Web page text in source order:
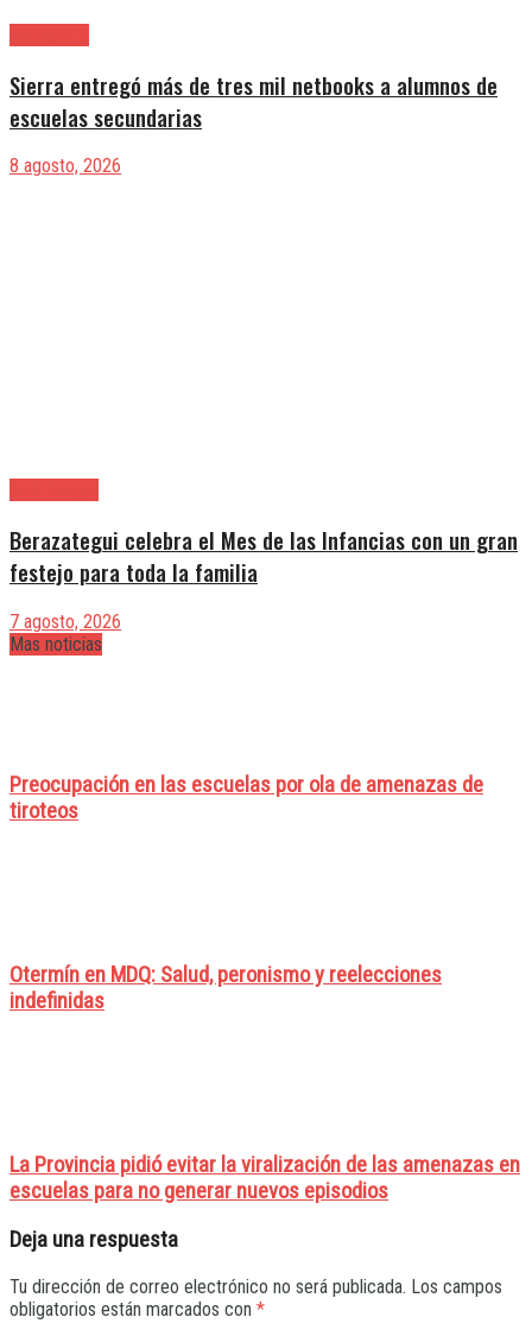
Sierra entregó más de tres mil netbooks a alumnos de
escuelas secundarias
8 agosto, 2026
Berazategui celebra el Mes de las Infancias con un gran
festejo para toda la familia
7 agosto, 2026
Mas noticias
Preocupación en las escuelas por ola de amenazas de
tiroteos
Otermín en MDQ: Salud, peronismo y reelecciones
indefinidas
La Provincia pidió evitar la viralización de las amenazas en
escuelas para no generar nuevos episodios
Deja una respuesta
Tu dirección de correo electrónico no será publicada. Los campos
obligatorios están marcados con *